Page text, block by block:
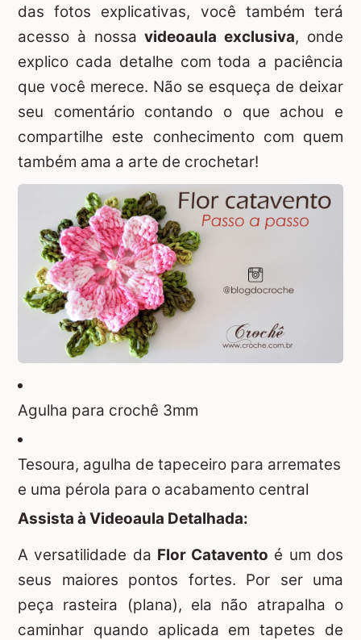
das fotos explicativas, você também terá
acesso à nossavideoaula exclusiva, onde
explico cada detalhe com toda a paciência
que você merece. Não se esqueça de deixar
seu comentário contando o que achou e
compartilhe este conhecimento com quem
também ama a arte de crochetar!
Agulha para crochê 3mm
Tesoura, agulha de tapeceiro para arremates
e uma pérola para o acabamento central
Assista à Videoaula Detalhada:
A versatilidade da Flor Catavento é um dos
seus maiores pontos fortes. Por ser uma
peça rasteira (plana), ela não atrapalha o
caminhar quando aplicada em tapetes de